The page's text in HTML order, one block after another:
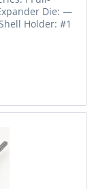
Die: —
Holder: #1